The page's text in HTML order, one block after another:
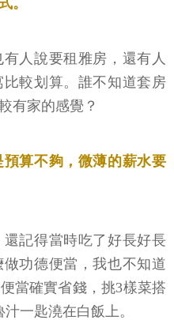
。
人說要租雅房，還有人
較划算。誰不知道套房
有家的感覺？
算不夠，微薄的薪水要
記得當時吃了好長好長
功德便當，我也不知道
當確實省錢，挑3樣菜搭
一匙澆在白飯上。